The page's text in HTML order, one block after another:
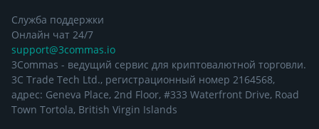
Служба поддержки
Онлайн чат 24/7
support@3commas.io
3Commas - ведущий сервис для криптовалютной торговли.
3C Trade Tech Ltd., регистрационный номер 2164568,
адрес: Geneva Place, 2nd Floor, #333 Waterfront Drive, Road
Town Tortola, British Virgin Islands